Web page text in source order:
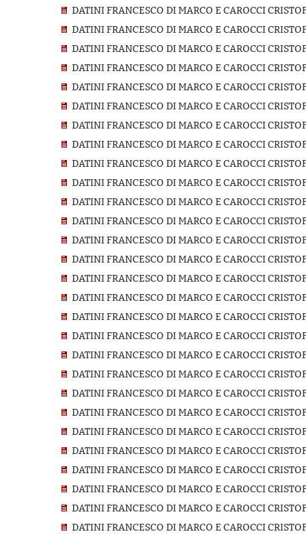
DATINI FRANCESCO DI MARCO E CAROCCI
DATINI FRANCESCO DI MARCO E CAROCCI
DATINI FRANCESCO DI MARCO E CAROCCI
DATINI FRANCESCO DI MARCO E CAROCCI
DATINI FRANCESCO DI MARCO E CAROCCI
DATINI FRANCESCO DI MARCO E CAROCCI
DATINI FRANCESCO DI MARCO E CAROCCI
DATINI FRANCESCO DI MARCO E CAROCCI
DATINI FRANCESCO DI MARCO E CAROCCI
DATINI FRANCESCO DI MARCO E CAROCCI
DATINI FRANCESCO DI MARCO E CAROCCI
DATINI FRANCESCO DI MARCO E CAROCCI
DATINI FRANCESCO DI MARCO E CAROCCI
DATINI FRANCESCO DI MARCO E CAROCCI
DATINI FRANCESCO DI MARCO E CAROCCI
DATINI FRANCESCO DI MARCO E CAROCCI
DATINI FRANCESCO DI MARCO E CAROCCI
DATINI FRANCESCO DI MARCO E CAROCCI
DATINI FRANCESCO DI MARCO E CAROCCI
DATINI FRANCESCO DI MARCO E CAROCCI
DATINI FRANCESCO DI MARCO E CAROCCI
DATINI FRANCESCO DI MARCO E CAROCCI
DATINI FRANCESCO DI MARCO E CAROCCI
DATINI FRANCESCO DI MARCO E CAROCCI
DATINI FRANCESCO DI MARCO E CAROCCI
DATINI FRANCESCO DI MARCO E CAROCCI
DATINI FRANCESCO DI MARCO E CAROCCI
DATINI FRANCESCO DI MARCO E CAROCCI